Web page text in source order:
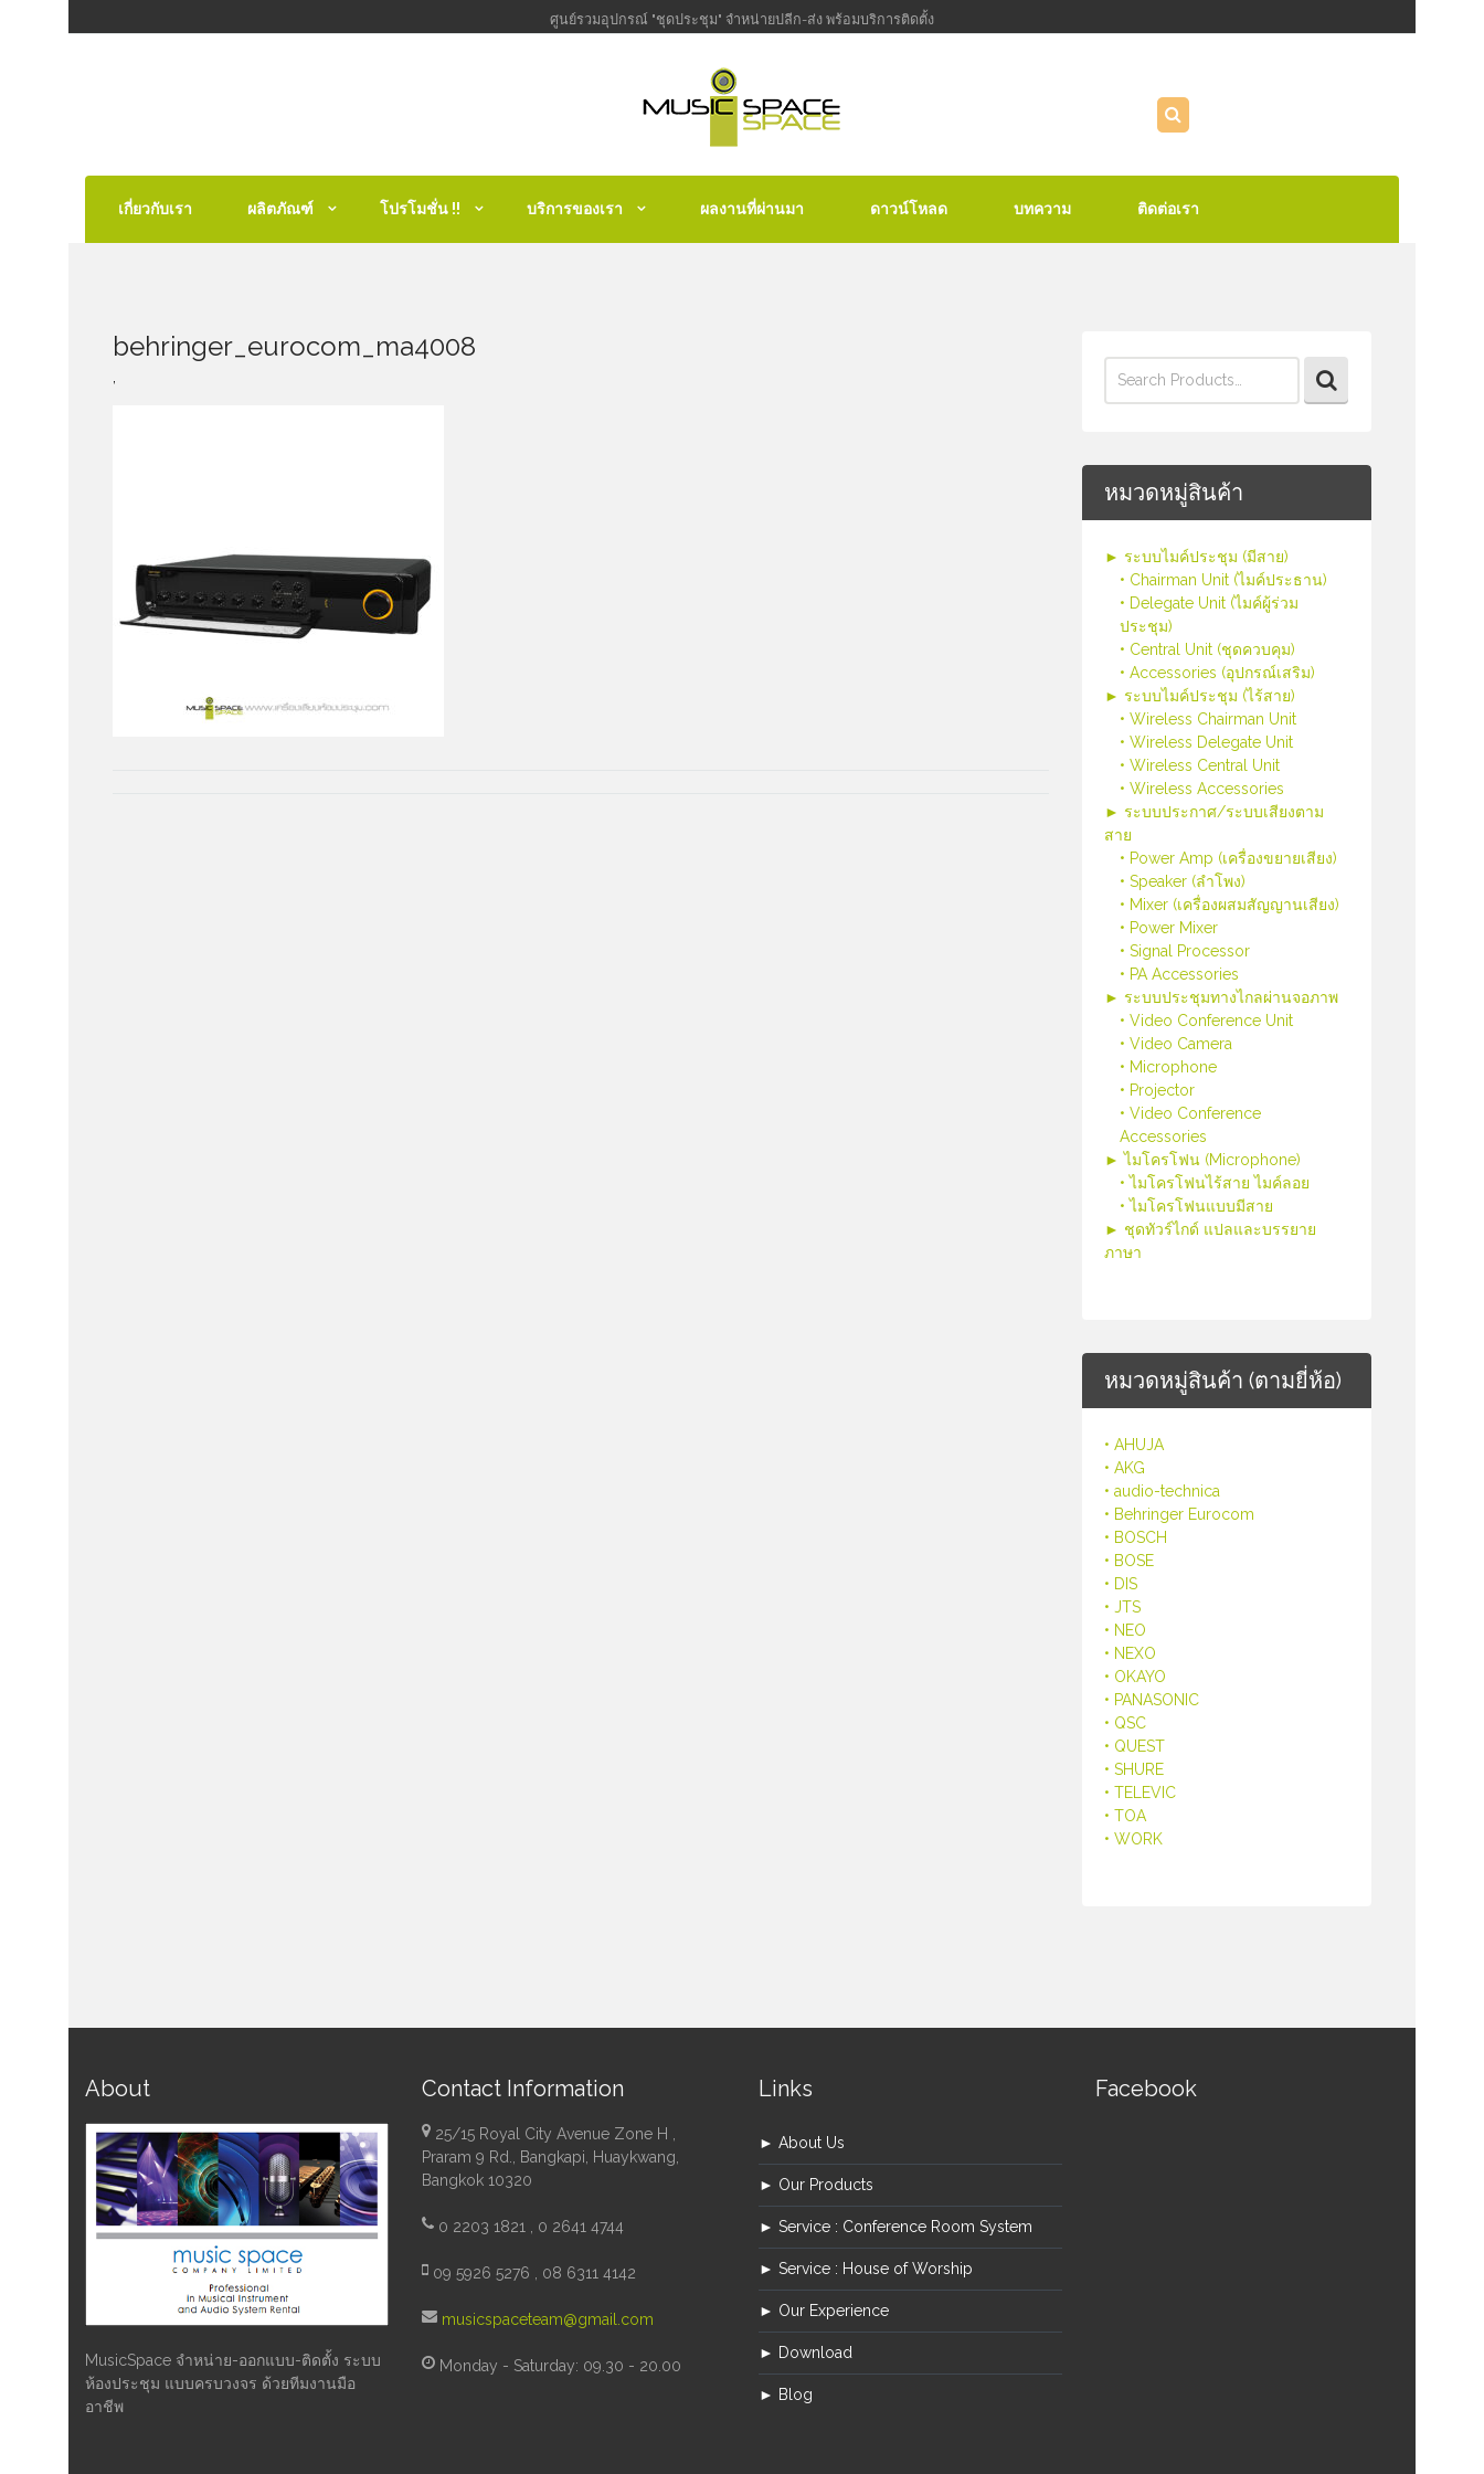
ศูนย์รวมอุปกรณ์ "ชุดประชุม" จำหน่ายปลีก-ส่ง พร้อมบริการติดตั้ง
เกี่ยวกับเรา ผลิตภัณฑ์ โปรโมชั่น !! บริการของเรา ผลงานที่ผ่านมา ดาวน์โหลด บทความ ติดต่อเรา
for:
หมวดหมู่สินค้า
► ระบบไมค์ประชุม (มีสาย)
• Chairman Unit (ไมค์ประธาน)
• Delegate Unit (ไมค์ผู้ร่วม
ประชุม)
• Central Unit (ชุดควบคุม)
• Accessories (อุปกรณ์เสริม)
► ระบบไมค์ประชุม (ไร้สาย)
• Wireless Chairman Unit
• Wireless Delegate Unit
• Wireless Central Unit
• Wireless Accessories
► ระบบประกาศ/ระบบเสียงตาม
สาย
• Power Amp (เครื่องขยายเสียง)
• Speaker (ลำโพง)
• Mixer (เครื่องผสมสัญญานเสียง)
• Power Mixer
• Signal Processor
• PA Accessories
► ระบบประชุมทางไกลผ่านจอภาพ
• Video Conference Unit
• Video Camera
• Microphone
• Projector
• Video Conference
Accessories
► ไมโครโฟน (Microphone)
• ไมโครโฟนไร้สาย ไมค์ลอย
• ไมโครโฟนแบบมีสาย
► ชุดทัวร์ไกด์ แปลและบรรยาย
ภาษา
หมวดหมู่สินค้า (ตามยี่ห้อ)
• AHUJA
• AKG
• audio-technica
• Behringer Eurocom
• BOSCH
• BOSE
• DIS
• JTS
• NEO
• NEXO
• OKAYO
• PANASONIC
• QSC
• QUEST
• SHURE
• TELEVIC
• TOA
• WORK
behringer_eurocom_ma4008
About
MusicSpace จำหน่าย-ออกแบบ-ติดตั้ง ระบบ
ห้องประชุม แบบครบวงจร ด้วยทีมงานมือ
อาชีพ
Contact Information
25/15 Royal City Avenue Zone H ,
Praram 9 Rd., Bangkapi, Huaykwang,
Bangkok 10320
0 2203 1821 , 0 2641 4744
09 5926 5276 , 08 6311 4142
musicspaceteam@gmail.com
Monday - Saturday: 09.30 - 20.00
Links
► About Us
► Our Products
► Service : Conference Room System
► Service : House of Worship
► Our Experience
► Download
► Blog
Facebook